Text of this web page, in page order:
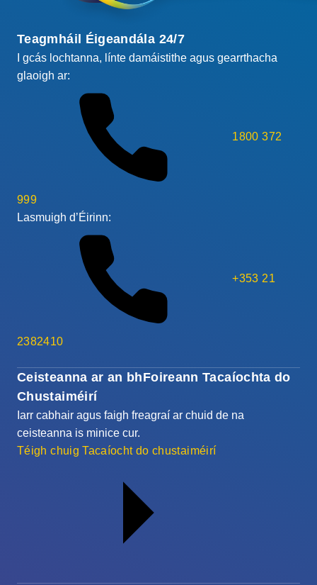
Ceisteanna ar an bhFoireann Tacaíochta do
Chustaiméirí
Iarr cabhair agus faigh freagraí ar chuid de na
ceisteanna is minice cur.
Téigh chuig Tacaíocht do chustaiméirí
Teagmháil Éigeandála 24/7
I gcás lochtanna, línte damáistithe agus gearrthacha
glaoigh ar:
1800 372
999
Lasmuigh d’Éirinn:
+353 21
2382410